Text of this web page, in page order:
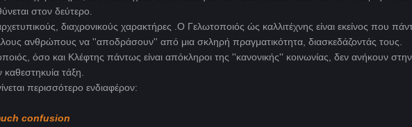
στον δεύτερο.
διαχρονικούς χαρακτήρες .Ο Γελωτοποιός ώς καλλιτέχνης είναι εκείνος που
ανθρώπους να ''αποδράσουν'' από μια σκληρή πραγματικότητα, διασκεδάζοντάς τους.
όσο και Κλέφτης πάντως είναι απόκληροι της ''κανονικής'' κοινωνίας, δεν ανήκουν στην
τάξη.
περισσότερο ενδιαφέρον:
confusion